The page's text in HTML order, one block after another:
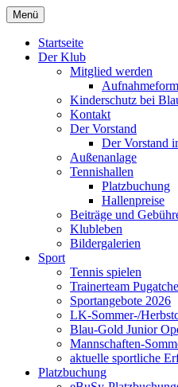
Zum
Inhalt
springen
Tennisklub
e.V.
Menü
Startseite
Der Klub
Mitglied werden
Kinderschutz bei
Kontakt
Der Vorstand
Der Vorstand
Außenanlage
Tennishallen
Platzbuchung
Hallenpreise
Beiträge und
Klubleben
Bildergalerien
Sport
Tennis spielen
Trainerteam
Sportangebote 2026
LK-Sommer-/
Blau-Gold Junior
Mannschaften-
aktuelle sportliche
Platzbuchung